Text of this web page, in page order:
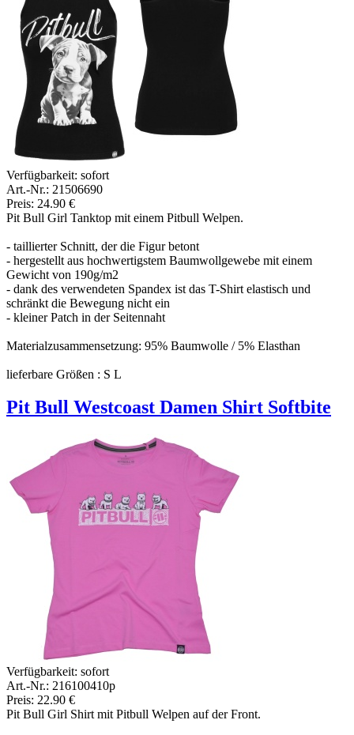
Verfügbarkeit: sofort
Art.-Nr.: 21506690
Preis: 24.90 €
Pit Bull Girl Tanktop mit einem Pitbull Welpen.
- taillierter Schnitt, der die Figur betont
- hergestellt aus hochwertigstem Baumwollgewebe mit einem
Gewicht von 190g/m2
- dank des verwendeten Spandex ist das T-Shirt elastisch und
schränkt die Bewegung nicht ein
- kleiner Patch in der Seitennaht
Materialzusammensetzung: 95% Baumwolle / 5% Elasthan
lieferbare Größen : S L
Pit Bull Westcoast Damen Shirt Softbite
Verfügbarkeit: sofort
Art.-Nr.: 216100410p
Preis: 22.90 €
Pit Bull Girl Shirt mit Pitbull Welpen auf der Front.